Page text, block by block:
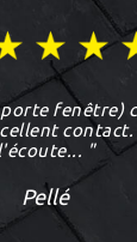
"
Pellé